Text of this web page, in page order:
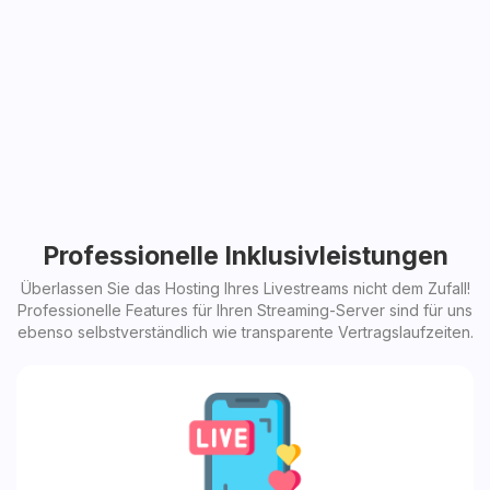
Professionelle Inklusivleistungen
Überlassen Sie das Hosting Ihres Livestreams nicht dem Zufall!
Professionelle Features für Ihren Streaming-Server sind für uns
ebenso selbstverständlich wie transparente Vertragslaufzeiten.